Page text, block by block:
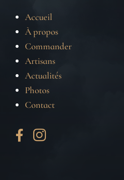
Accueil
À propos
Commander
Artisans
Actualités
Photos
Contact
 